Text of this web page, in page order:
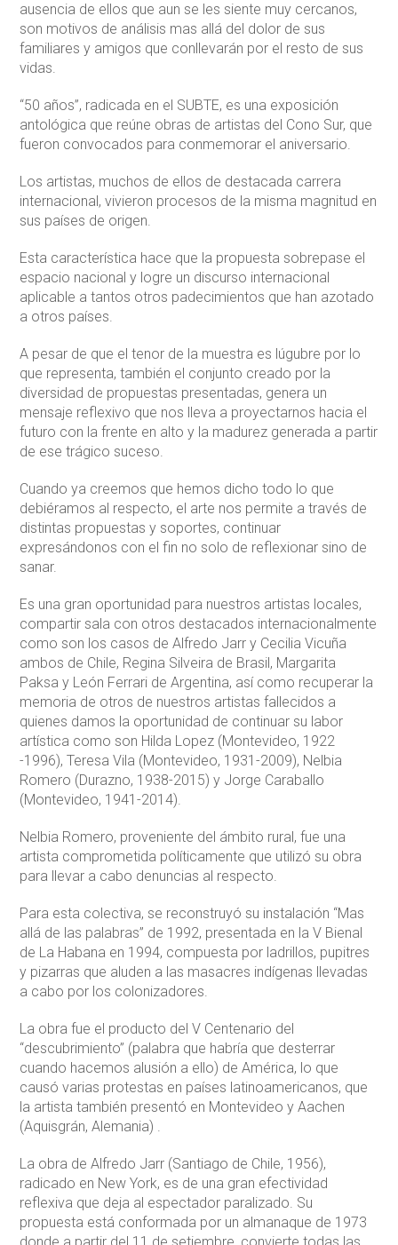
ausencia de ellos que aun se les siente muy cercanos,
son motivos de análisis mas allá del dolor de sus
familiares y amigos que conllevarán por el resto de sus
vidas.
“50 años”, radicada en el SUBTE, es una exposición
antológica que reúne obras de artistas del Cono Sur, que
fueron convocados para conmemorar el aniversario.
Los artistas, muchos de ellos de destacada carrera
internacional, vivieron procesos de la misma magnitud en
sus países de origen.
Esta característica hace que la propuesta sobrepase el
espacio nacional y logre un discurso internacional
aplicable a tantos otros padecimientos que han azotado
a otros países.
A pesar de que el tenor de la muestra es lúgubre por lo
que representa, también el conjunto creado por la
diversidad de propuestas presentadas, genera un
mensaje reflexivo que nos lleva a proyectarnos hacia el
futuro con la frente en alto y la madurez generada a partir
de ese trágico suceso.
Cuando ya creemos que hemos dicho todo lo que
debiéramos al respecto, el arte nos permite a través de
distintas propuestas y soportes, continuar
expresándonos con el fin no solo de reflexionar sino de
sanar.
Es una gran oportunidad para nuestros artistas locales,
compartir sala con otros destacados internacionalmente
como son los casos de Alfredo Jarr y Cecilia Vicuña
ambos de Chile, Regina Silveira de Brasil, Margarita
Paksa y León Ferrari de Argentina, así como recuperar la
memoria de otros de nuestros artistas fallecidos a
quienes damos la oportunidad de continuar su labor
artística como son Hilda Lopez (Montevideo, 1922
-1996), Teresa Vila (Montevideo, 1931-2009), Nelbia
Romero (Durazno, 1938-2015) y Jorge Caraballo
(Montevideo, 1941-2014).
Nelbia Romero, proveniente del ámbito rural, fue una
artista comprometida políticamente que utilizó su obra
para llevar a cabo denuncias al respecto.
Para esta colectiva, se reconstruyó su instalación “Mas
allá de las palabras” de 1992, presentada en la V Bienal
de La Habana en 1994, compuesta por ladrillos, pupitres
y pizarras que aluden a las masacres indígenas llevadas
a cabo por los colonizadores.
La obra fue el producto del V Centenario del
“descubrimiento” (palabra que habría que desterrar
cuando hacemos alusión a ello) de América, lo que
causó varias protestas en países latinoamericanos, que
la artista también presentó en Montevideo y Aachen
(Aquisgrán, Alemania) .
La obra de Alfredo Jarr (Santiago de Chile, 1956),
radicado en New York, es de una gran efectividad
reflexiva que deja al espectador paralizado. Su
propuesta está conformada por un almanaque de 1973